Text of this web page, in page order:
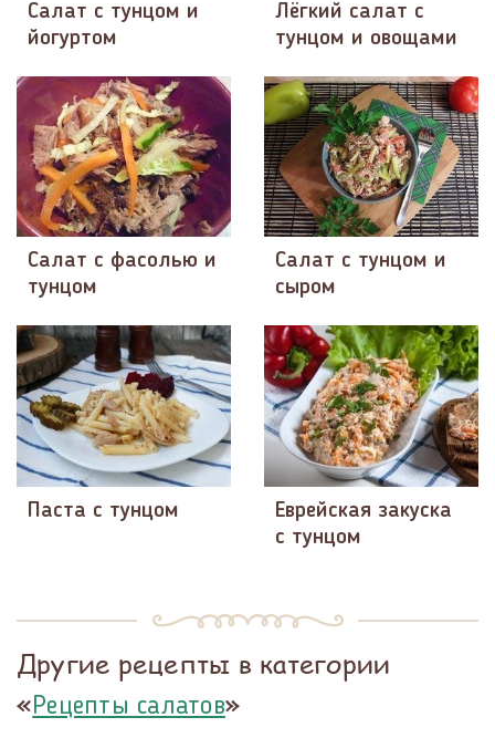
Салат с тунцом и
йогуртом
Лёгкий салат с
тунцом и овощами
Салат с фасолью и
тунцом
Салат с тунцом и
сыром
Паста с тунцом
Еврейская закуска
с тунцом
Другие рецепты в категории
«Рецепты салатов»